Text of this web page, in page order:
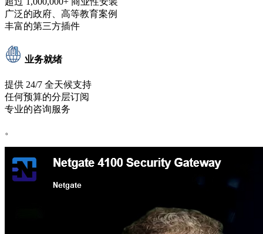
广泛的政府、高等教育案例
丰富的第三方插件
业务就绪
提供 24/7 全天候支持
任何预算的分层订阅
专业的咨询服务
。